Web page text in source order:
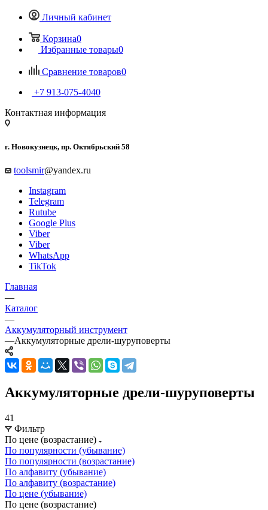
Личный кабинет
Корзина0
Избранные товары0
Сравнение товаров0
+7 913-075-4040
Контактная информация
г. Новокузнецк, пр. Октябрьский 58
toolsmir@yandex.ru
Instagram
Telegram
Rutube
Google Plus
Viber
Viber
WhatsApp
TikTok
Главная
—
Каталог
—
Аккумуляторный инструмент
—Аккумуляторные дрели-шуруповерты
Аккумуляторные дрели-шуруповерты
41
Фильтр
По цене (возрастание)
По популярности (убывание)
По популярности (возрастание)
По алфавиту (убывание)
По алфавиту (возрастание)
По цене (убывание)
По цене (возрастание)